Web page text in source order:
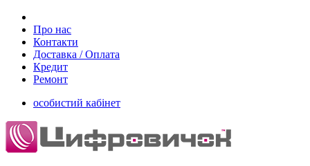
Про нас
Контакти
Доставка / Оплата
Кредит
Ремонт
особистий кабінет